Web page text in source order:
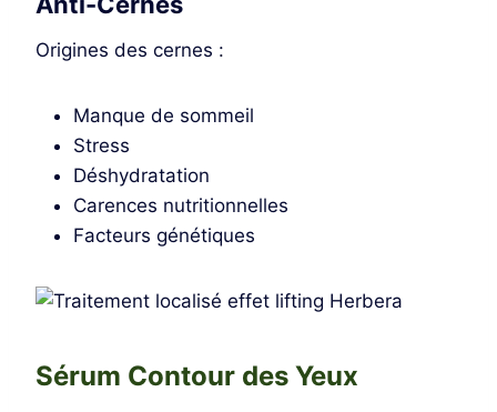
Origines des cernes :
Manque de sommeil
Stress
Déshydratation
Carences nutritionnelles
Facteurs génétiques
Sérum Contour des Yeux